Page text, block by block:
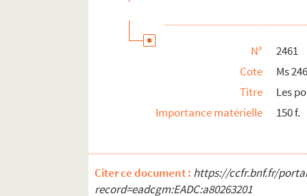
N°
2461
Cote
Ms
Titre
Les
Importance matérielle
150 f.
Citer ce document : https://ccfr.bnf.fr/
record=eadcgm:EADC:a80263201